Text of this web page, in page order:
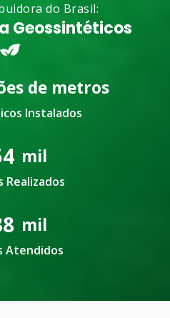
do Brasil:
Geossintéticos
de metros
Instalados
mil
Realizados
mil
Atendidos